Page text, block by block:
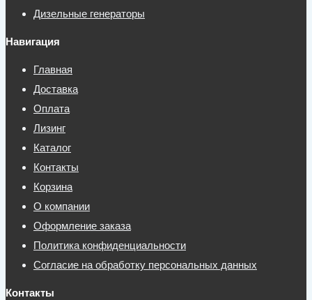
Дизельные генераторы
Навигация
Главная
Доставка
Оплата
Лизинг
Каталог
Контакты
Корзина
О компании
Оформление заказа
Политика конфиденциальности
Согласие на обработку персональных данных
Контакты